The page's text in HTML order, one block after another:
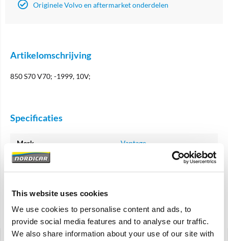
This website uses cookies
We use cookies to personalise content and ads, to
provide social media features and to analyse our traffic.
We also share information about your use of our site with
Originele Volvo en aftermarket onderdelen
Artikelomschrijving
850 S70 V70; -1999, 10V;
Specificaties
Merk Vantage
Artikelcode
Gerelateerde artikelen